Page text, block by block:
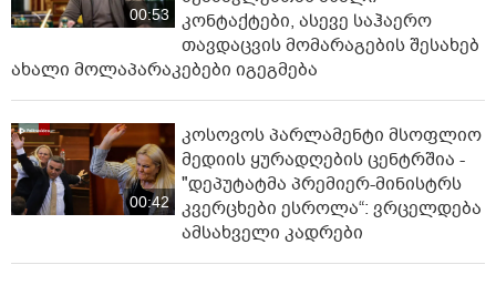
00:53
კონტაქტები, ასევე საჰაერო
თავდაცვის მომარაგების შესახებ
ახალი მოლაპარაკებები იგეგმება
00:42
კოსოვოს პარლამენტი მსოფლიო
მედიის ყურადღების ცენტრშია -
"დეპუტატმა პრემიერ-მინისტრს
კვერცხები ესროლა“: ვრცელდება
ამსახველი კადრები